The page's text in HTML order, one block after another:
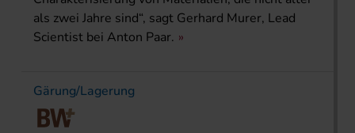
als zwei Jahre sind“, sagt Gerhard Murer, Lead
Scientist bei Anton Paar.
Gärung/Lagerung